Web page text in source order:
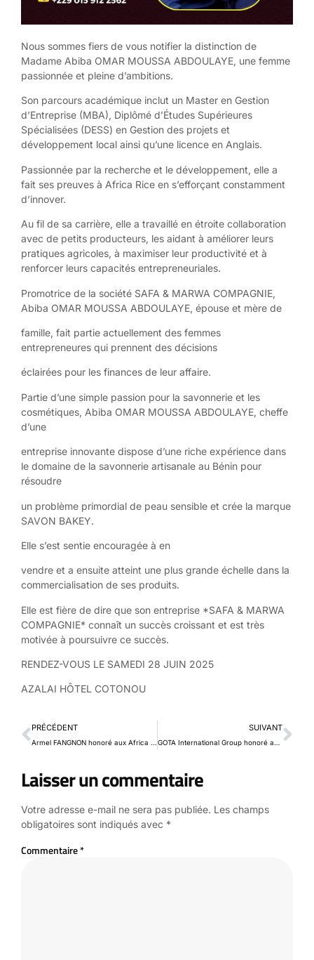
Nous sommes fiers de vous notifier la distinction de
Madame Abiba OMAR MOUSSA ABDOULAYE, une femme
passionnée et pleine d’ambitions.
Son parcours académique inclut un Master en Gestion
d’Entreprise (MBA), Diplômé d’Études Supérieures
Spécialisées (DESS) en Gestion des projets et
développement local ainsi qu’une licence en Anglais.
Passionnée par la recherche et le développement, elle a
fait ses preuves à Africa Rice en s’efforçant constamment
d’innover.
Au fil de sa carrière, elle a travaillé en étroite collaboration
avec de petits producteurs, les aidant à améliorer leurs
pratiques agricoles, à maximiser leur productivité et à
renforcer leurs capacités entrepreneuriales.
Promotrice de la société SAFA & MARWA COMPAGNIE,
Abiba OMAR MOUSSA ABDOULAYE, épouse et mère de
famille, fait partie actuellement des femmes
entrepreneures qui prennent des décisions
éclairées pour les finances de leur affaire.
Partie d’une simple passion pour la savonnerie et les
cosmétiques, Abiba OMAR MOUSSA ABDOULAYE, cheffe
d’une
entreprise innovante dispose d’une riche expérience dans
le domaine de la savonnerie artisanale au Bénin pour
résoudre
un problème primordial de peau sensible et crée la marque
SAVON BAKEY.
Elle s’est sentie encouragée à en
vendre et a ensuite atteint une plus grande échelle dans la
commercialisation de ses produits.
Elle est fière de dire que son entreprise *SAFA & MARWA
COMPAGNIE* connaît un succès croissant et est très
motivée à poursuivre ce succès.
RENDEZ-VOUS LE SAMEDI 28 JUIN 2025
AZALAI HÔTEL COTONOU
PRÉCÉDENT
Armel FANGNON honoré aux Africa Success Stories Awards 2025 : Un leader d’excellence au service de la transformation humaine
SUIVANT
GOTA International Group honoré aux Africa Success Stories Awards 2025 : Une success story bénino-nigériane au service de l’excellence africaine
Laisser un commentaire
Votre adresse e-mail ne sera pas publiée. Les champs
obligatoires sont indiqués avec *
Commentaire*